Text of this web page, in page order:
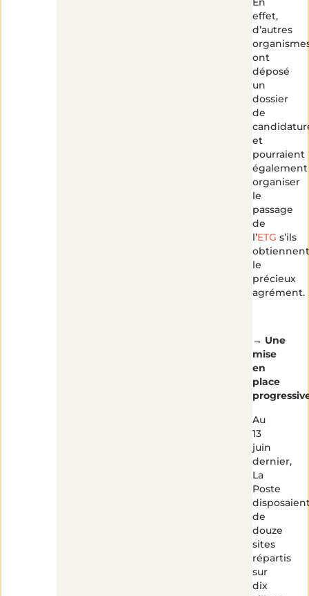
effet,
d’autres
ont
déposé
un
dossier
de
et
pourraient
également
organiser
le
passage
de
l’ETG s’ils
obtiennent
le
précieux
agrément.
→ Une
mise
en
place
Au
13
juin
dernier,
La
Poste
de
douze
sites
répartis
sur
dix